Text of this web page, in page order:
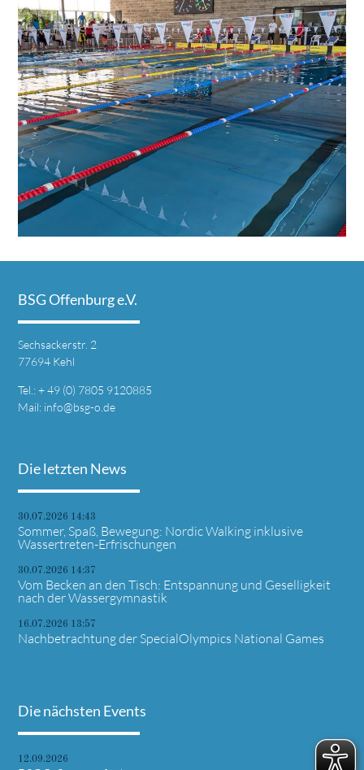
BSG Offenburg e.V.
Sechsackerstr. 2
77694 Kehl
Tel.: + 49 (0) 7805 9120885
Mail: info@bsg-o.de
Die letzten News
30.07.2026 14:43
Sommer, Spaß, Bewegung: Nordic Walking inklusive
Wassertreten-Erfrischungen
30.07.2026 14:37
Vom Becken an den Tisch: Entspannung und Geselligkeit
nach der Wassergymnastik
16.07.2026 13:57
Nachbetrachtung der SpecialOlympics National Games
Die nächsten Events
12.09.2026